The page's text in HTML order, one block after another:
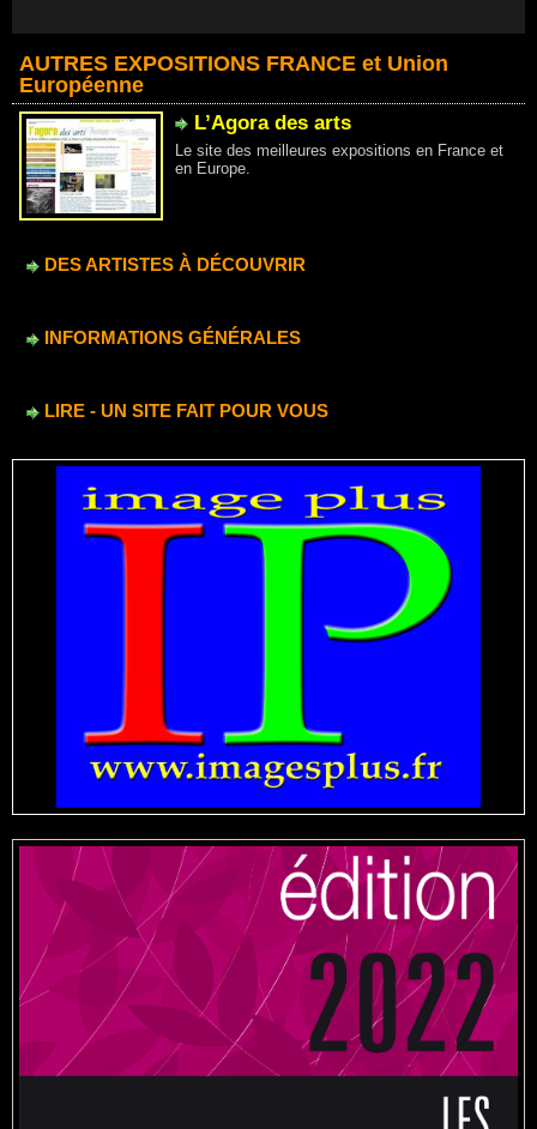
AUTRES EXPOSITIONS FRANCE et Union
Européenne
L’Agora des arts
Le site des meilleures expositions en France et
en Europe.
DES ARTISTES À DÉCOUVRIR
INFORMATIONS GÉNÉRALES
LIRE - UN SITE FAIT POUR VOUS